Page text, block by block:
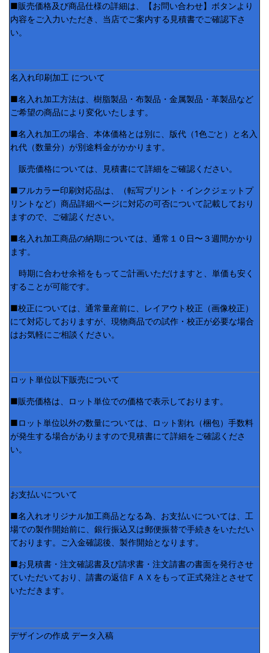
■販売価格及び商品仕様の詳細は、【お問い合わせ】ボタンより
内容をご入力いただき、当店でご案内する見積書でご確認下さ
い。
名入れ印刷加工 について
■名入れ加工方法は、樹脂製品・布製品・金属製品・革製品など
ご希望の商品により変化いたします。
■名入れ加工の場合、本体価格とは別に、版代（1色ごと）と名入
れ代（数量分）が別途料金がかかります。
販売価格については、見積書にて詳細をご確認ください。
■フルカラー印刷対応品は、（転写プリント・インクジェットプ
リントなど）商品詳細ページに対応の可否について記載しており
ますので、ご確認ください。
■名入れ加工商品の納期については、通常１０日〜３週間かかり
ます。
時期に合わせ余裕をもってご計画いただけますと、単価も安く
することが可能です。
■校正については、通常量産前に、レイアウト校正（画像校正）
にて対応しておりますが、現物商品での試作・校正が必要な場合
はお気軽にご相談ください。
ロット単位以下販売について
■販売価格は、ロット単位での価格で表示しております。
■ロット単位以外の数量については、ロット割れ（梱包）手数料
が発生する場合がありますので見積書にて詳細をご確認くださ
い。
お支払いについて
■名入れオリジナル加工商品となる為、お支払いについては、工
場での製作開始前に、銀行振込又は郵便振替で手続きをいただい
ております。ご入金確認後、製作開始となります。
■お見積書・注文確認書及び請求書・注文請書の書面を発行させ
ていただいており、請書の返信ＦＡＸをもって正式発注とさせて
いただきます。
デザインの作成 データ入稿